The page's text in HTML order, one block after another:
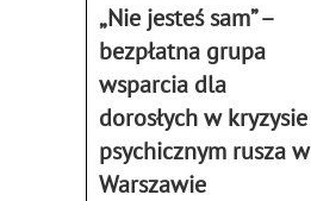
„Nie jesteś sam” –
bezpłatna grupa
wsparcia dla
dorosłych w kryzysie
psychicznym rusza w
Warszawie